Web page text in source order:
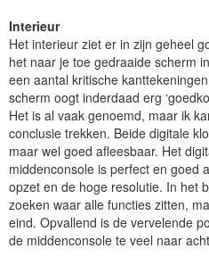
Interieur
Het interieur ziet er in zijn geheel
het naar je toe gedraaide scherm
een aantal kritische
scherm oogt inderdaad erg
Het is al vaak genoemd, maar ik
conclusie trekken. Beide digitale
maar wel goed afleesbaar. Het
middenconsole is perfect en goed
opzet en de hoge resolutie. In het
zoeken waar alle functies zitten,
eind. Opvallend is de vervelende
de middenconsole te veel naar